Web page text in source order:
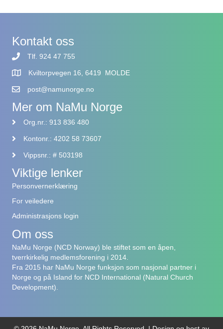
Kontakt oss
Tlf. 924 47 755
Kviltorpvegen 16, 6419 MOLDE
post@namunorge.no
Mer om NaMu Norge
Org.nr.: 913 836 480
Kontonr.: 4202 58 73607
Vippsnr.: # 503198
Viktige lenker
Personvernerklæring
For veiledere
Administrasjons login
Om oss
NaMu Norge (NCD Norway) ble stiftet som en åpen,
tverrkirkelig medlemsforening i 2014.
Fra 2015 har NaMu Norge funksjon som nasjonal partner i
Norge og på Island for NCD International (Natural Church
Development).